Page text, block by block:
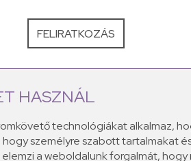
HASZNÁL
technológiákat alkalmaz,
személyre szabott tartalmakat
a weboldalunk forgalmát,
kínálnak megoldást:
A Schüssler natúr krémek a maximális
teli lesz!